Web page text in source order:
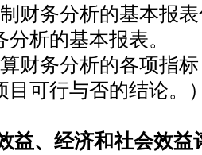
分析的基本报表估
析的基本报表。
分析的各项指标，
目可行与否的结论。
益、经济和社会效益